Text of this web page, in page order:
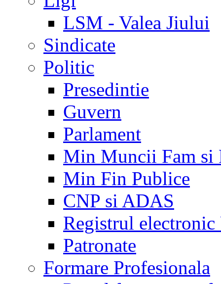
LSM - Valea Jiului
Sindicate
Politic
Presedintie
Guvern
Parlament
Min Muncii Fam si
Min Fin Publice
CNP si ADAS
Registrul electronic
Patronate
Formare Profesionala